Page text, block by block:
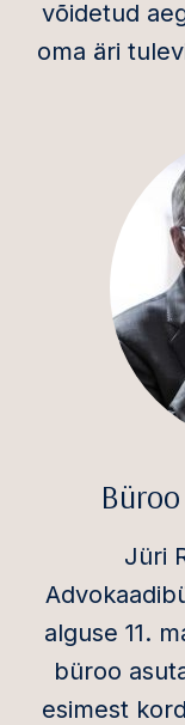
võidetud
oma äri
Jüri
alguse 11.
büroo
esimest